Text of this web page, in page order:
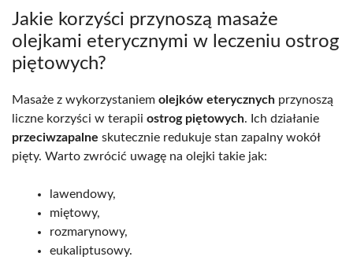
Jakie korzyści przynoszą masaże
olejkami eterycznymi w leczeniu ostrog
piętowych?
Masaże z wykorzystaniem olejków eterycznych przynoszą
liczne korzyści w terapii ostrog piętowych. Ich działanie
przeciwzapalne skutecznie redukuje stan zapalny wokół
pięty. Warto zwrócić uwagę na olejki takie jak:
lawendowy,
miętowy,
rozmarynowy,
eukaliptusowy.